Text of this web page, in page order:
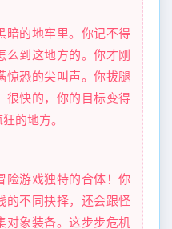
暗的地牢里。你记不得
么到这地方的。你才刚
惊恐的尖叫声。你拔腿
很快的，你的目标变得
的地方。
险游戏独特的合体！你
的不同抉择，还会跟怪
对象装备。这步步危机